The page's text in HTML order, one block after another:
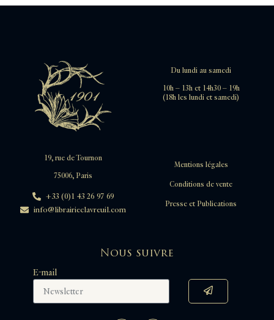
Du lundi au samedi
10h – 13h et 14h30 – 19h
(18h les lundi et samedi)
19, rue de Tournon
75006, Paris
+33 (0)1 43 26 97 69
info@librairieclavreuil.com
Mentions légales
Conditions de vente
Presse et Publications
Nous suivre
E-mail